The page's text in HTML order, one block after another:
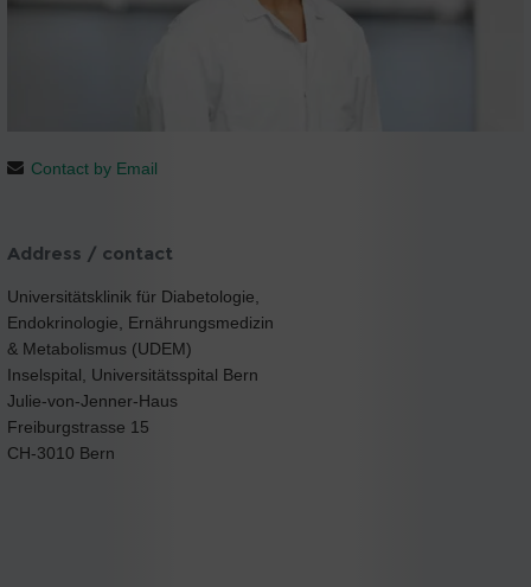
Contact by Email
Address / contact
Universitätsklinik für Diabetologie,
Endokrinologie, Ernährungsmedizin
& Metabolismus (UDEM)
Inselspital, Universitätsspital Bern
Julie-von-Jenner-Haus
Freiburgstrasse 15
CH-3010 Bern